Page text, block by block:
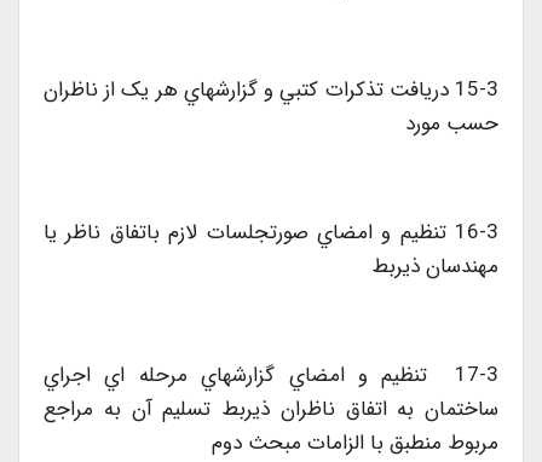
15-3 دريافت تذکرات کتبي و گزارشهاي هر يک از ناظران
حسب مورد
16-3 تنظيم و امضاي صورتجلسات لازم باتفاق ناظر يا
مهندسان ذيربط
17-3 تنظيم و امضاي گزارشهاي مرحله اي اجراي
ساختمان به اتفاق ناظران ذيربط تسليم آن به مراجع
مربوط منطبق با الزامات مبحث دوم